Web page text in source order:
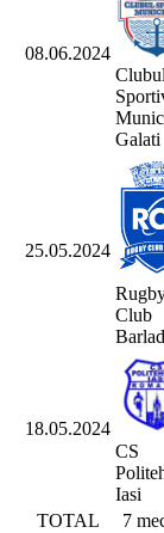
08.06.2024
Clubul
Galati
25.05.2024
Club
Barlad
18.05.2024
CS
Iasi
TOTAL 7